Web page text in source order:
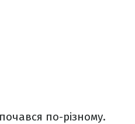
по-різному.